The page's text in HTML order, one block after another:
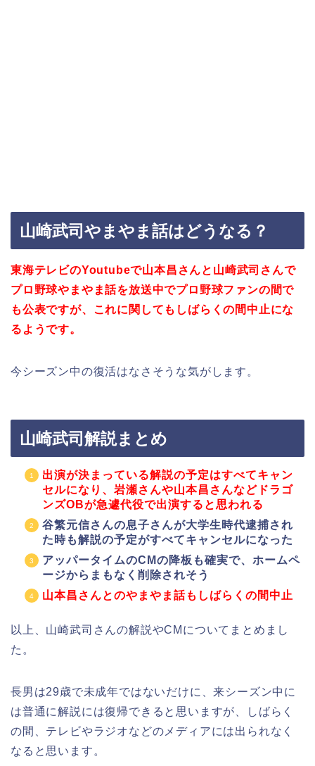
山崎武司やまやま話はどうなる？
東海テレビのYoutubeで山本昌さんと山崎武司さんで
プロ野球やまやま話を放送中でプロ野球ファンの間で
も公表ですが、これに関してもしばらくの間中止にな
るようです。
今シーズン中の復活はなさそうな気がします。
山崎武司解説まとめ
出演が決まっている解説の予定はすべてキャン
セルになり、岩瀬さんや山本昌さんなどドラゴ
ンズOBが急遽代役で出演すると思われる
谷繁元信さんの息子さんが大学生時代逮捕され
た時も解説の予定がすべてキャンセルになった
アッパータイムのCMの降板も確実で、ホームペ
ージからまもなく削除されそう
山本昌さんとのやまやま話もしばらくの間中止
以上、山崎武司さんの解説やCMについてまとめまし
た。
長男は29歳で未成年ではないだけに、来シーズン中に
は普通に解説には復帰できると思いますが、しばらく
の間、テレビやラジオなどのメディアには出られなく
なると思います。